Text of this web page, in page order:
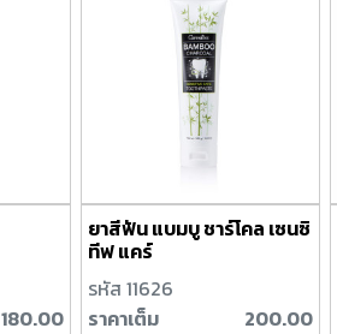
180.00
ยาสีฟัน แบมบู ชาร์โคล เซนซิ
ทีฟ แคร์
รหัส 11626
ราคาเต็ม
200.00